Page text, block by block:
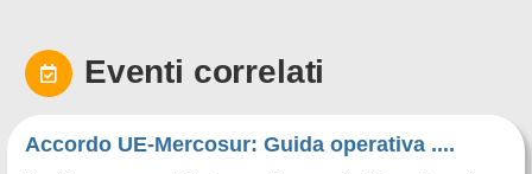
Eventi correlati
Accordo UE-Mercosur: Guida operativa ....